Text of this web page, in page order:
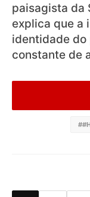
paisagista da
explica que a
identidade do
constante de